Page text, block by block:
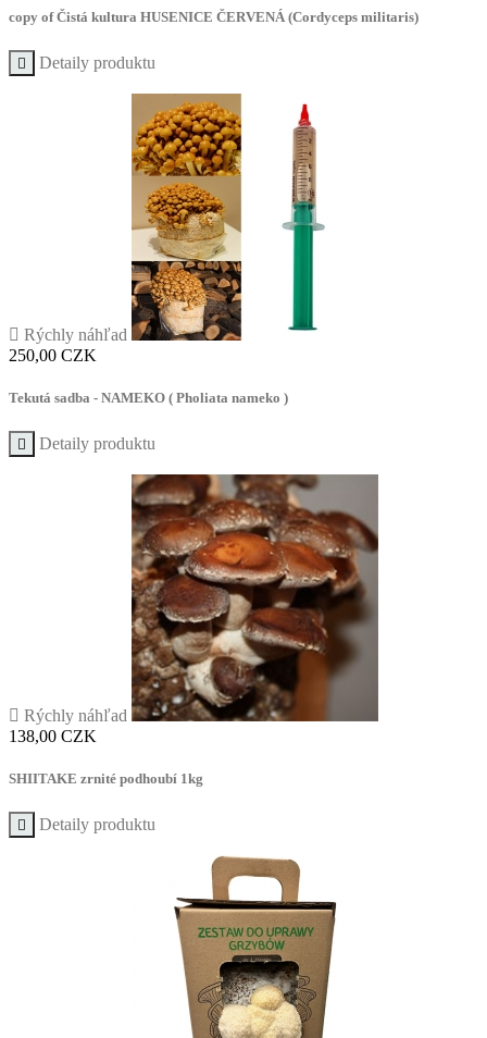
copy of Čistá kultura HUSENICE ČERVENÁ (Cordyceps militaris)
 Detaily produktu
 Rýchly náhľad
Cena
250,00 CZK
Tekutá sadba - NAMEKO ( Pholiata nameko )
 Detaily produktu
 Rýchly náhľad
Cena
138,00 CZK
SHIITAKE zrnité podhoubí 1kg
 Detaily produktu